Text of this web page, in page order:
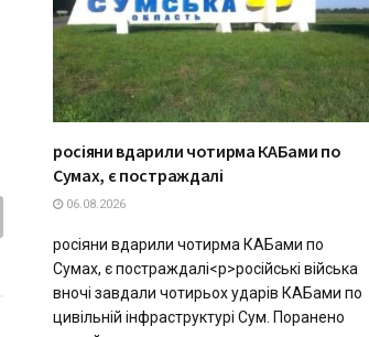
росіяни вдарили чотирма КАБами по
Сумах, є постраждалі
06.08.2026
росіяни вдарили чотирма КАБами по
Сумах, є постраждалі<p>російські війська
вночі завдали чотирьох ударів КАБами по
цивільній інфраструктурі Сум. Поранено